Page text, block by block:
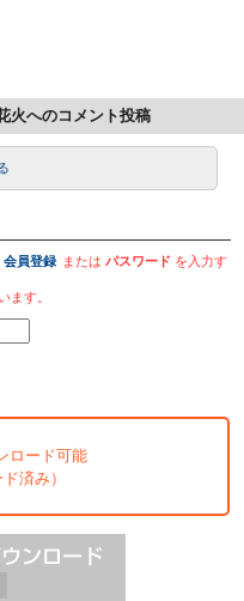
火へのコメント投稿
会員登録 またはパスワード を入力す
ます。
ロード可能
済み）